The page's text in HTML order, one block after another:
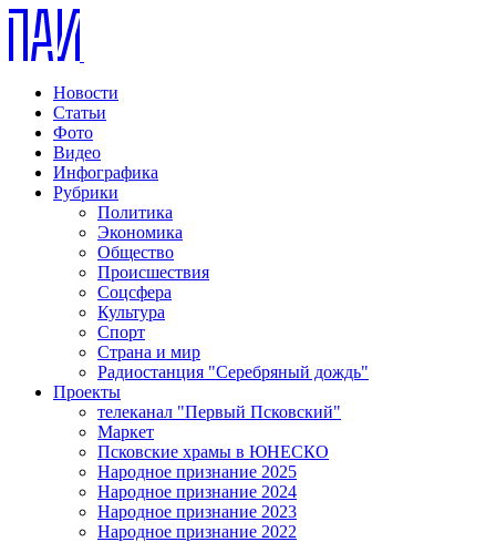
Новости
Статьи
Фото
Видео
Инфографика
Рубрики
Политика
Экономика
Общество
Происшествия
Соцсфера
Культура
Спорт
Страна и мир
Радиостанция "Серебряный дождь"
Проекты
телеканал "Первый Псковский"
Маркет
Псковские храмы в ЮНЕСКО
Народное признание 2025
Народное признание 2024
Народное признание 2023
Народное признание 2022